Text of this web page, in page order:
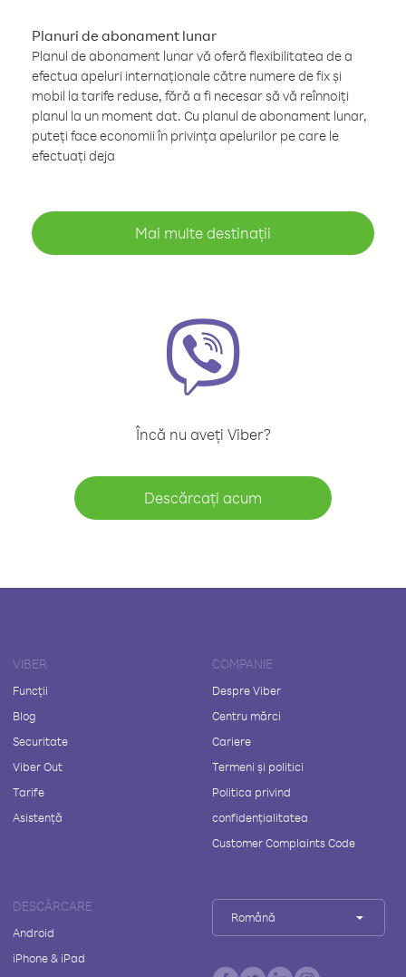
Planuri de abonament lunar
Planul de abonament lunar vă oferă flexibilitatea de a
efectua apeluri internaționale către numere de fix și
mobil la tarife reduse, fără a fi necesar să vă reînnoiți
planul la un moment dat. Cu planul de abonament lunar,
puteți face economii în privința apelurilor pe care le
efectuați deja
Mai multe destinații
Încă nu aveți Viber?
Descărcați acum
VIBER
Funcții
Blog
Securitate
Viber Out
Tarife
Asistență
COMPANIE
Despre Viber
Centru mărci
Cariere
Termeni și politici
Politica privind
confidențialitatea
Customer Complaints Code
DESCĂRCARE
Android
iPhone & iPad
Română